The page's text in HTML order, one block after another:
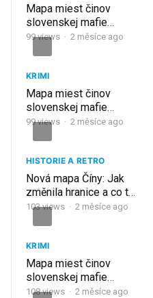
Mapa miest činov
slovenskej mafie
(2007) 13. ČASŤ
99views · 2 měsíce ago
KRIMI
Mapa miest činov
slovenskej mafie
(2006) 12. ČASŤ
99views · 2 měsíce ago
HISTORIE A RETRO
Nová mapa Číny: Jak
změnila hranice a co to
znamená pro Indii?
103views · 2 měsíce ago
KRIMI
Mapa miest činov
slovenskej mafie
(2005) 11. ČASŤ
108views · 2 měsíce ago